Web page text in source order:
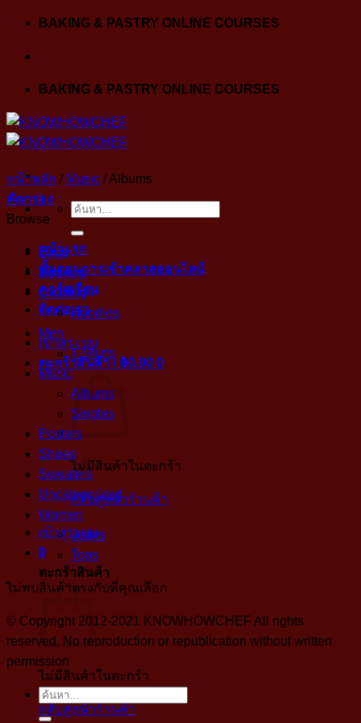
Skip
content
BAKING & PASTRY ONLINE COURSES
BAKING & PASTRY ONLINE COURSES
ค้นหา:
หน้าแรก
ขั้นตอนการเข้าคลาสออนไลน์
คอร์สเรียน
ติดต่อเรา
เข้าสู่ระบบ
ตะกร้าสินค้า / ฿0.00 0
ไม่มีสินค้าในตะกร้า
กลับสู่หน้าร้านค้า
เข้าสู่ระบบ
0
ตะกร้าสินค้า
ไม่มีสินค้าในตะกร้า
กลับสู่หน้าร้านค้า
หน้าหลัก / Music /Albums
คัดกรอง
Browse
Bags
Booking
Clothing
Hoodies
Men
T-Shirts
Music
Albums
Singles
Posters
Shoes
Sweaters
Uncategorized
Women
Jeans
Tops
ไม่พบสินค้าตรงกับที่คุณเลือก
© Copyright 2012-2021 KNOWHOWCHEF All rights
reserved. No reproduction or republication without written
permission
ค้นหา: